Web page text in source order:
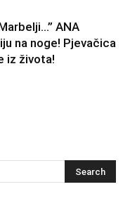
ANA
na noge! Pjevačica
iz života!